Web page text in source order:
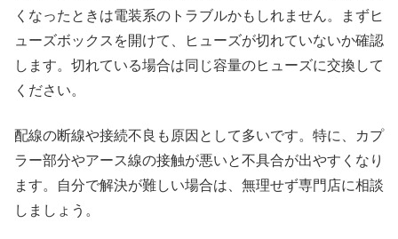
くなったときは電装系のトラブルかもしれません。まずヒ
ューズボックスを開けて、ヒューズが切れていないか確認
します。切れている場合は同じ容量のヒューズに交換して
ください。
配線の断線や接続不良も原因として多いです。特に、カプ
ラー部分やアース線の接触が悪いと不具合が出やすくなり
ます。自分で解決が難しい場合は、無理せず専門店に相談
しましょう。